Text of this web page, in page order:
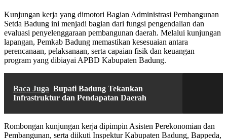
Kunjungan kerja yang dimotori Bagian Administrasi Pembangunan
Setda Badung ini menjadi bagian dari fungsi pengendalian dan
evaluasi penyelenggaraan pembangunan daerah. Melalui kunjungan
lapangan, Pemkab Badung memastikan kesesuaian antara
perencanaan, pelaksanaan, serta capaian fisik dan keuangan
program yang dibiayai APBD Kabupaten Badung.
Baca Juga Bupati Badung Tekankan
Infrastruktur dan Pendapatan Daerah
Rombongan kunjungan kerja dipimpin Asisten Perekonomian dan
Pembangunan, serta diikuti Inspektur Kabupaten Badung, Bappeda,